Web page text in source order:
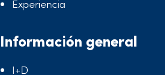
Experiencia
Información general
I+D